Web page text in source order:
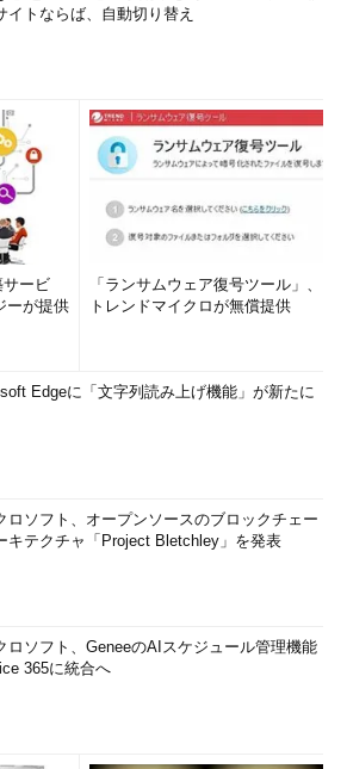
イトならば、自動切り替え
ービ
ーが提供
「ランサムウェア復号ツール」、
トレンドマイクロが無償提供
Edgeに「文字列読み上げ機能」が新たに
ロソフト、オープンソースのブロックチェー
キテクチャ「Project Bletchley」を発表
ロソフト、GeneeのAIスケジュール管理機能
365に統合へ